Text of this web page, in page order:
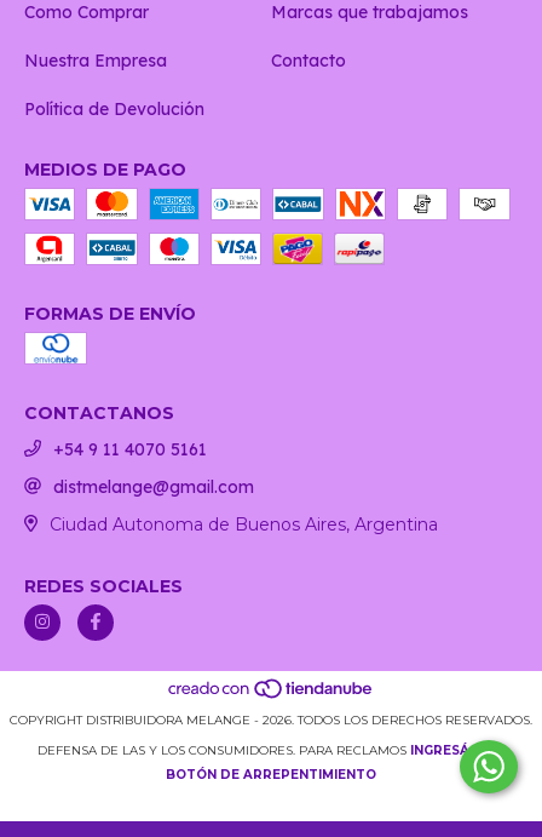
Como Comprar Marcas que trabajamos
Nuestra Empresa Contacto
Política de Devolución
MEDIOS DE PAGO
FORMAS DE ENVÍO
CONTACTANOS
+54 9 11 4070 5161
distmelange@gmail.com
Ciudad Autonoma de Buenos Aires, Argentina
REDES SOCIALES
COPYRIGHT DISTRIBUIDORA MELANGE - 2026. TODOS LOS DERECHOS RESERVADOS.
DEFENSA DE LAS Y LOS CONSUMIDORES. PARA RECLAMOS
INGRESÁ ACÁ.
BOTÓN DE ARREPENTIMIENTO